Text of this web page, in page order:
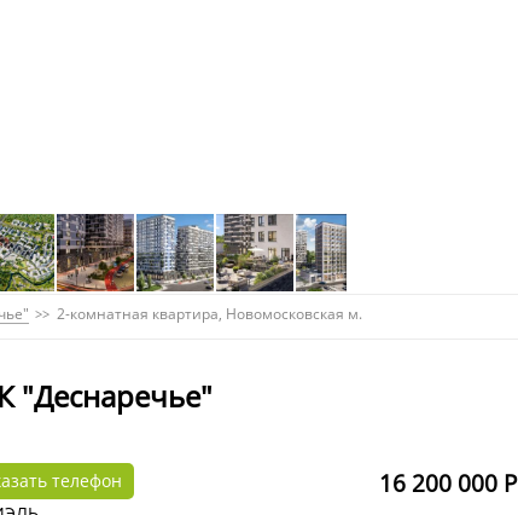
2-комнатная квартира, Новомосковская м.
"Деснаречье"
16 200 000 Р
телефон